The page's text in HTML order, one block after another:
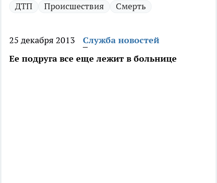
ДТП Происшествия Смерть
25 декабря 2013
Служба новостей
Ее подруга все еще лежит в больнице